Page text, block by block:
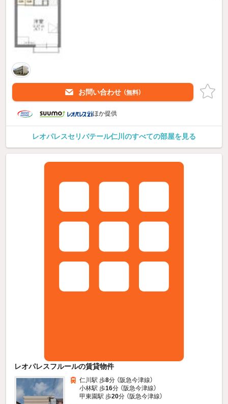
お問い合わせ （無料）
ほか提供
レオパレスセリバテール仁川のすべての部屋を見る
レオパレスフルールの賃貸物件
仁川駅 歩8分 （阪急今津線）
小林駅 歩16分 （阪急今津線）
甲東園駅 歩20分 （阪急今津線）